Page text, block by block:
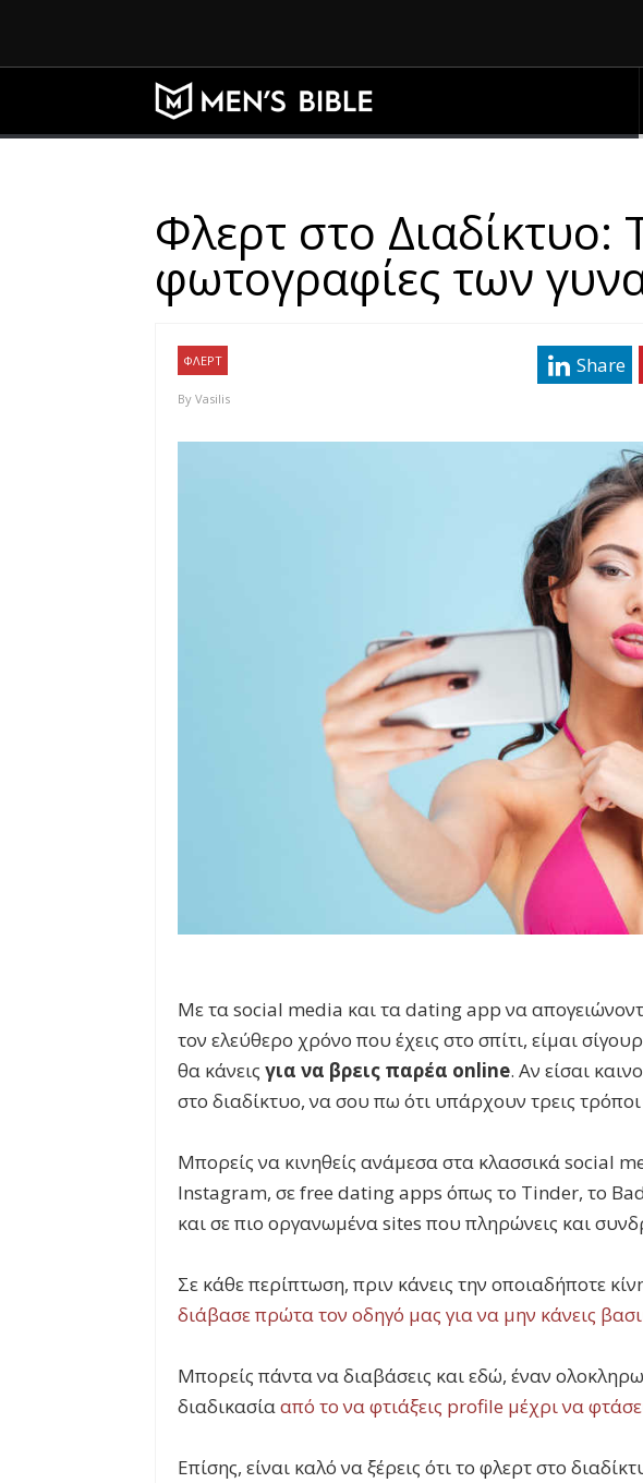
Φλερτ στο Διαδίκτυο:
φωτογραφίες των
ΦΛΕΡΤ
By Vasilis
Share
Με τα social media και τα dating app να
τον ελεύθερο χρόνο που έχεις στο σπίτι, είμαι
θα κάνεις για να βρεις παρέα online. Αν είσαι
στο διαδίκτυο, να σου πω ότι υπάρχουν τρεις τρόποι
Μπορείς να κινηθείς ανάμεσα στα κλασσικά social
Instagram, σε free dating apps όπως το Tinder, το
και σε πιο οργανωμένα sites που πληρώνεις και
Σε κάθε περίπτωση, πριν κάνεις την οποιαδήποτε
διάβασε πρώτα τον οδηγό μας για να μην κάνεις
Μπορείς πάντα να διαβάσεις και εδώ, έναν
διαδικασίααπό το να φτιάξεις profile μέχρι να
Επίσης, είναι καλό να ξέρεις ότι το φλερτ στο